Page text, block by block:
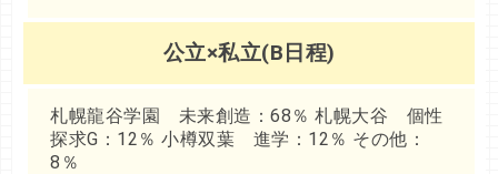
公立×私立(B日程)
札幌龍谷学園 未来創造：68％ 札幌大谷 個性
探求G：12％ 小樽双葉 進学：12％ その他：
8％